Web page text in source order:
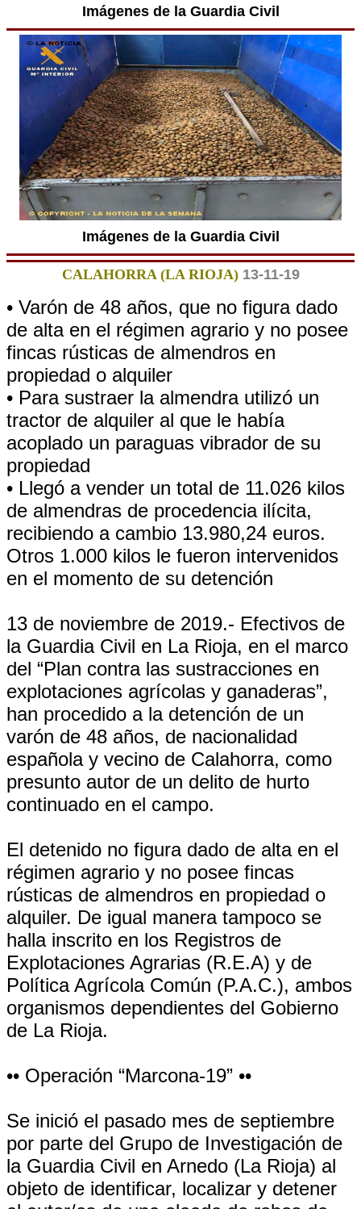
Imágenes de la Guardia Civil
Imágenes de la Guardia Civil
CALAHORRA (LA RIOJA) 13-11-19
• Varón de 48 años, que no figura dado
de alta en el régimen agrario y no posee
fincas rústicas de almendros en
propiedad o alquiler
• Para sustraer la almendra utilizó un
tractor de alquiler al que le había
acoplado un paraguas vibrador de su
propiedad
• Llegó a vender un total de 11.026 kilos
de almendras de procedencia ilícita,
recibiendo a cambio 13.980,24 euros.
Otros 1.000 kilos le fueron intervenidos
en el momento de su detención
13 de noviembre de 2019.- Efectivos de
la Guardia Civil en La Rioja, en el marco
del “Plan contra las sustracciones en
explotaciones agrícolas y ganaderas”,
han procedido a la detención de un
varón de 48 años, de nacionalidad
española y vecino de Calahorra, como
presunto autor de un delito de hurto
continuado en el campo.
El detenido no figura dado de alta en el
régimen agrario y no posee fincas
rústicas de almendros en propiedad o
alquiler. De igual manera tampoco se
halla inscrito en los Registros de
Explotaciones Agrarias (R.E.A) y de
Política Agrícola Común (P.A.C.), ambos
organismos dependientes del Gobierno
de La Rioja.
•• Operación “Marcona-19” ••
Se inició el pasado mes de septiembre
por parte del Grupo de Investigación de
la Guardia Civil en Arnedo (La Rioja) al
objeto de identificar, localizar y detener